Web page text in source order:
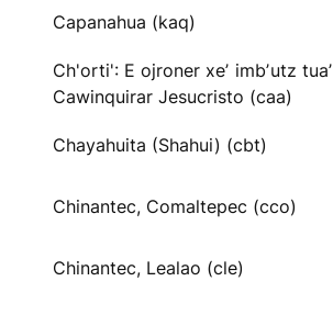
Capanahua (kaq)
Ch'orti': E ojroner xeʼ imbʼutz tuaʼ
Cawinquirar Jesucristo (caa)
Chayahuita (Shahui) (cbt)
Chinantec, Comaltepec (cco)
Chinantec, Lealao (cle)